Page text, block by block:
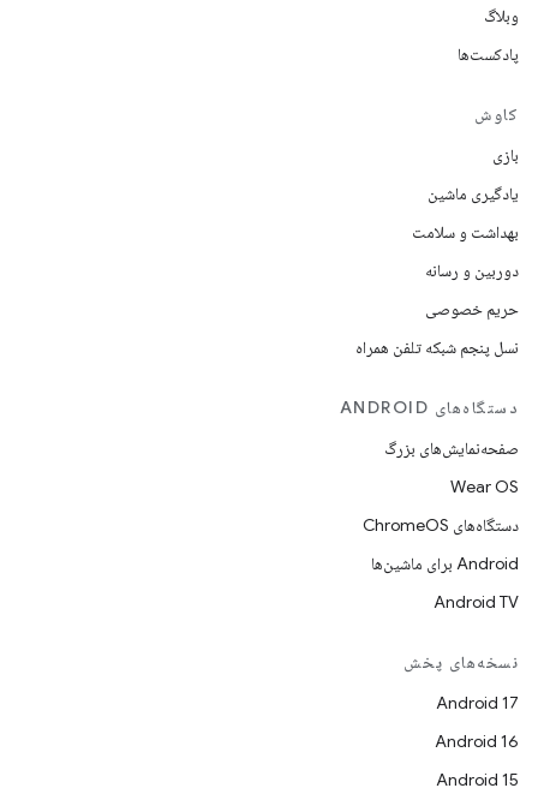
وبلاگ
پادکست‌ها
کاوش
بازی
یادگیری ماشین
بهداشت و سلامت
دوربین و رسانه
حریم خصوصی
نسل پنجم شبکه تلفن همراه
دستگاه‌های ANDROID
صفحه‌نمایش‌های بزرگ
Wear OS
دستگاه‌های ChromeOS
Android برای ماشین‌ها
Android TV
نسخه‌های پخش
Android 17
Android 16
Android 15